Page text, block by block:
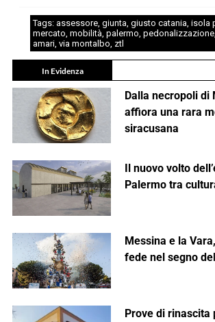
Tags: assessore, giunta, giusto catania, isola
mercato, mobilità, palermo, pedonalizzazione,
amari, via montalbo, ztl
In Evidenza
Dalla necropoli di
affiora una rara
siracusana
Il nuovo volto
Palermo tra
Messina e la
fede nel segno
Prove di rinascita